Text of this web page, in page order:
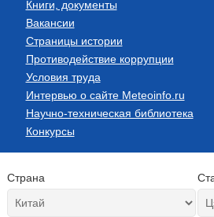
Книги, документы
Вакансии
Страницы истории
Противодействие коррупции
Условия труда
Интервью о сайте Meteoinfo.ru
Научно-техническая библиотека
Конкурсы
Страна